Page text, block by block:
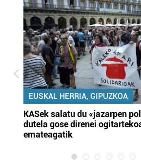
EUSKAL HERRIA, GIPUZKOA
KASek salatu du «jazarpen
dutela gose direnei
emateagatik